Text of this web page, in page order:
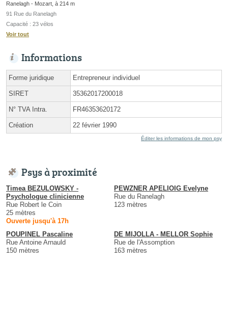
Ranelagh - Mozart, à 214 m
91 Rue du Ranelagh
Capacité : 23 vélos
Voir tout
Informations
Forme juridique Entrepreneur individuel
SIRET 35362017200018
N° TVA Intra. FR46353620172
Création 22 février 1990
Éditer les informations de mon psy
Psys à proximité
Timea BEZULOWSKY -
Psychologue clinicienne
Rue Robert le Coin
25 mètres
Ouverte jusqu'à 17h
PEWZNER APELIOIG Evelyne
Rue du Ranelagh
123 mètres
POUPINEL Pascaline
Rue Antoine Arnauld
150 mètres
DE MIJOLLA - MELLOR Sophie
Rue de l'Assomption
163 mètres